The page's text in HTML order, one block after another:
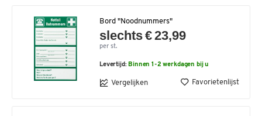
Bord "Noodnummers"
slechts € 23,99
per st.
Levertijd: Binnen 1-2 werkdagen bij u
Vergelijken Favorietenlijst